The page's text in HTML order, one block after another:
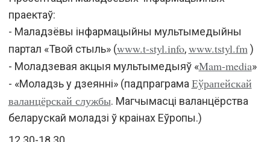
праектаў:
- Маладзёвы інфармацыйны мультымедыйны
партал «Твой стыль» (www.t-styl.info,www.tstyl.fm )
- Моладзевая акцыя мультымедыяў «Mam-media»
- «Моладзь у дзеянні» (падпраграма Еўрапейскай
валанцёрскай службы. Магчымасці валанцёрства
беларускай моладзі ў краінах Еўропы.)